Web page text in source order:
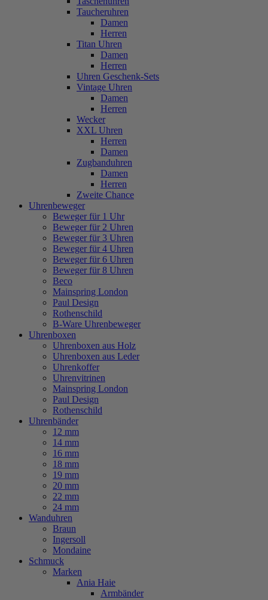
Taucheruhren
Damen
Herren
Titan Uhren
Damen
Herren
Uhren Geschenk-Sets
Vintage Uhren
Damen
Herren
Wecker
XXL Uhren
Herren
Damen
Zugbanduhren
Damen
Herren
Zweite Chance
Uhrenbeweger
Beweger für 1 Uhr
Beweger für 2 Uhren
Beweger für 3 Uhren
Beweger für 4 Uhren
Beweger für 6 Uhren
Beweger für 8 Uhren
Beco
Mainspring London
Paul Design
Rothenschild
B-Ware Uhrenbeweger
Uhrenboxen
Uhrenboxen aus Holz
Uhrenboxen aus Leder
Uhrenkoffer
Uhrenvitrinen
Mainspring London
Paul Design
Rothenschild
Uhrenbänder
12 mm
14 mm
16 mm
18 mm
19 mm
20 mm
22 mm
24 mm
Wanduhren
Braun
Ingersoll
Mondaine
Schmuck
Marken
Ania Haie
Armbänder